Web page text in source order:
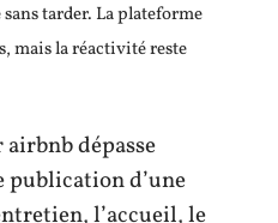
tarder. La plateforme
mais la réactivité reste
airbnb dépasse
d’une
l’accueil, le